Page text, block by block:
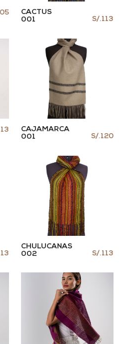
CACTUS
001
S/.113
CAJAMARCA
001
S/.120
CHULUCANAS
002
S/.113